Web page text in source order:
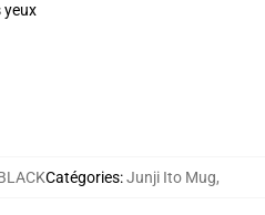
yeux
Catégories:Junji Ito Mug,